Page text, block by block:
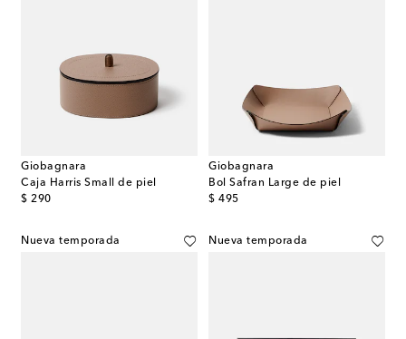
Giobagnara
Caja Harris Small de piel
$ 290
original price
Giobagnara
Bol Safran Large de piel
$ 495
original price
Nueva temporada Nueva temporada